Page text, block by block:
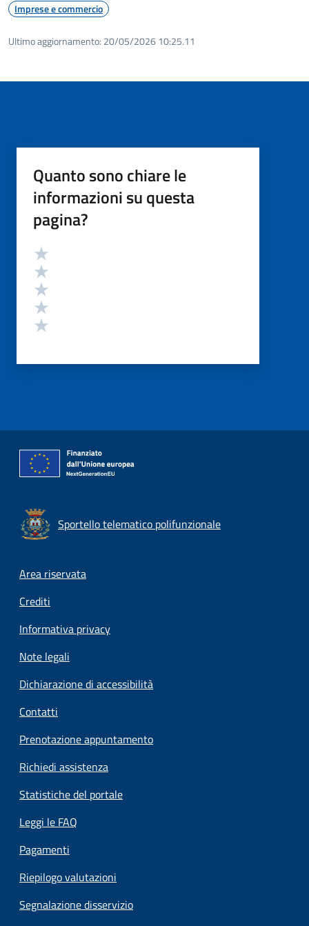
Imprese e commercio
Ultimo aggiornamento: 20/05/2026 10:25.11
Quanto sono chiare le
informazioni su questa
pagina?
Valutazione
Sportello telematico polifunzionale
Footer menu
Area riservata
Crediti
Informativa privacy
Note legali
Dichiarazione di accessibilità
Contatti
Prenotazione appuntamento
Richiedi assistenza
Statistiche del portale
Leggi le FAQ
Pagamenti
Riepilogo valutazioni
Segnalazione disservizio